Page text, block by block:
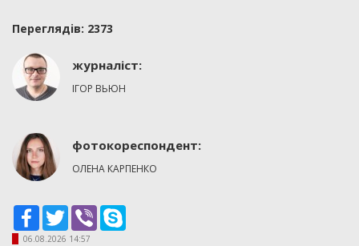
Переглядiв: 2373
журналіст:
ІГОР ВЬЮН
фотокореспондент:
ОЛЕНА КАРПЕНКО
Facebook
TwitterViber
06.08.2026 14:57